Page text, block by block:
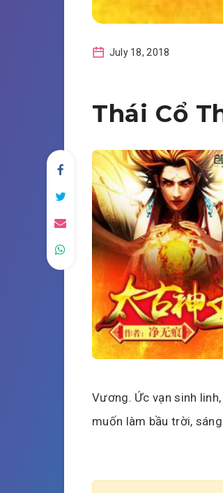
July 18, 2018
Thái Cổ
Vương. Ức vạn sinh
muốn làm bầu trời,